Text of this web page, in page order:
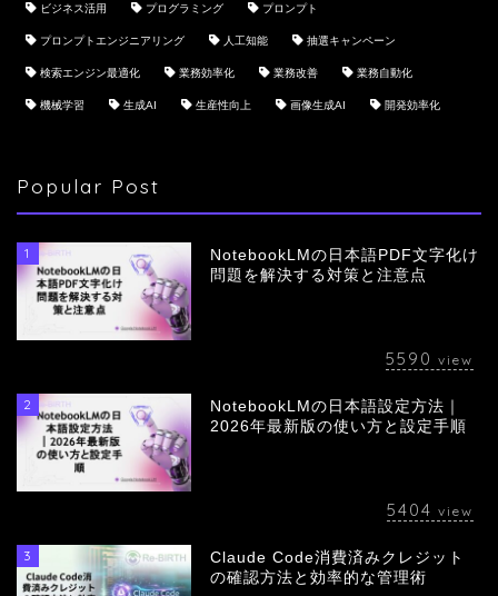
ビジネス活用 プログラミング プロンプト
プロンプトエンジニアリング 人工知能 抽選キャンペーン
検索エンジン最適化 業務効率化 業務改善 業務自動化
機械学習 生成AI 生産性向上 画像生成AI 開発効率化
Popular Post
1
NotebookLMの日本語PDF文字化け
問題を解決する対策と注意点
5590 view
2
NotebookLMの日本語設定方法｜
2026年最新版の使い方と設定手順
5404 view
3
Claude Code消費済みクレジット
の確認方法と効率的な管理術
会社概要
採用情報